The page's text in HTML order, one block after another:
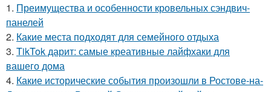
1. Преимущества и особенности кровельных сэндвич-
панелей
2. Какие места подходят для семейного отдыха
3. TikTok дарит: самые креативные лайфхаки для
вашего дома
4. Какие исторические события произошли в Ростове-на-